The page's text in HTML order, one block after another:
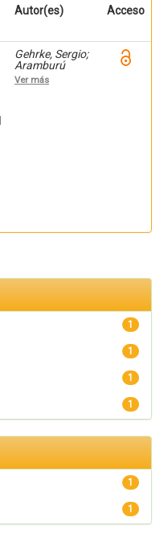
Autor(es) Acceso
Gehrke, Sergio;
Aramburú
Junior, Jaime;
EirlesTreichel,
Ver más
1
1
1
1
1
1